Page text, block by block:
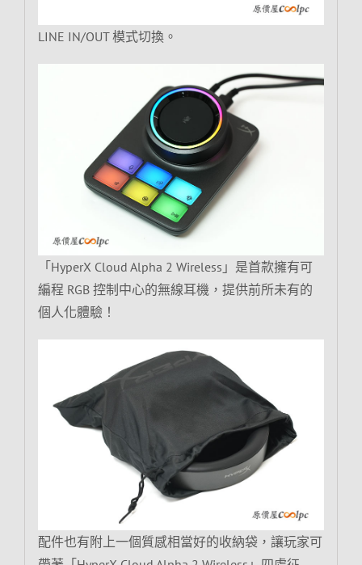
LINE IN/OUT 模式切換。
「HyperX Cloud Alpha 2 Wireless」是首款擁有可
編程 RGB 控制中心的無線耳機，提供前所未有的
個人化體驗！
配件也有附上一個質感相當好的收納袋，讓玩家可